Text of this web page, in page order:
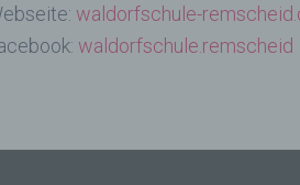
waldorfschule-
waldorfschule.remscheid
ohne Hilfe automatisierter
jede solche Vorgangsreihe im
durch Übermittlung, Verbreitung